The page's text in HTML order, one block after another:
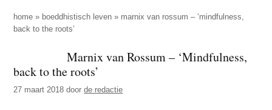
p
d
z
e
i
n
n
d
home » boeddhistisch leven » marnix van rossum – ‘mindfulness,
back to the roots’
Marnix van Rossum – ‘Mindfulness,
back to the roots’
27 maart 2018 doorde redactie